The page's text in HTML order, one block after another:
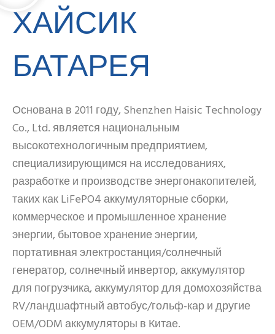
ХАЙСИК
БАТАРЕЯ
Основана в 2011 году, Shenzhen Haisic Technology
Co., Ltd. является национальным
высокотехнологичным предприятием,
специализирующимся на исследованиях,
разработке и производстве энергонакопителей,
таких как LiFePO4 аккумуляторные сборки,
коммерческое и промышленное хранение
энергии, бытовое хранение энергии,
портативная электростанция/солнечный
генератор, солнечный инвертор, аккумулятор
для погрузчика, аккумулятор для домохозяйства
RV/ландшафтный автобус/гольф-кар и другие
OEM/ODM аккумуляторы в Китае.